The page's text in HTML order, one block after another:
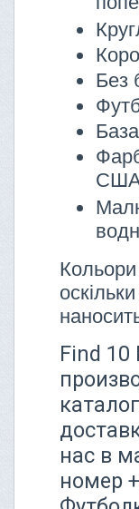
Без
Кольори
Find 10
нас в
номер